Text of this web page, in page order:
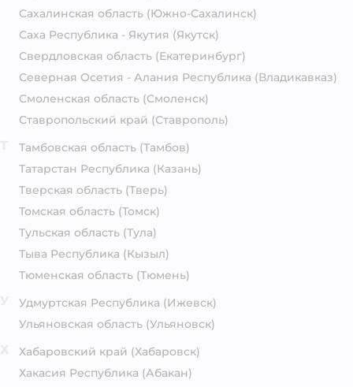
Сахалинская область (Южно-Сахалинск)
Саха Республика - Якутия (Якутск)
Свердловская область (Екатеринбург)
Северная Осетия - Алания Республика (Владикавказ)
Смоленская область (Смоленск)
Ставропольский край (Ставрополь)
Тамбовская область (Тамбов)
Татарстан Республика (Казань)
Тверская область (Тверь)
Томская область (Томск)
Тульская область (Тула)
Тыва Республика (Кызыл)
Тюменская область (Тюмень)
Удмуртская Республика (Ижевск)
Ульяновская область (Ульяновск)
Хабаровский край (Хабаровск)
Хакасия Республика (Абакан)